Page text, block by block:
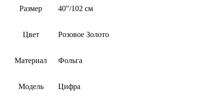
Размер 40"/102 см
Цвет Розовое Золото
Материал Фольга
Модель Цифра